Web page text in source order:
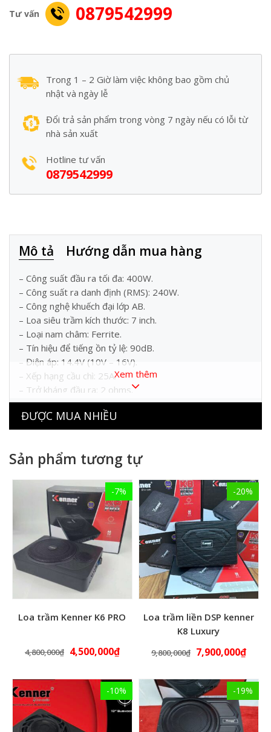
Tư vấn 0879542999
Trong 1 – 2 Giờ làm việc không bao gồm chủ
nhật và ngày lễ
Đổi trả sản phẩm trong vòng 7 ngày nếu có lỗi từ
nhà sản xuất
Hotline tư vấn
0879542999
Mô tả Hướng dẫn mua hàng
– Công suất đầu ra tối đa: 400W.
– Công suất ra danh định (RMS): 240W.
– Công nghệ khuếch đại lớp AB.
– Loa siêu trầm kích thước: 7 inch.
– Loại nam châm: Ferrite.
– Tín hiệu để tiếng ồn tỷ lệ: 90dB.
– Điện áp: 14.4V (10V – 16V).
– Xếp hạng cầu chì: 25A.
– Trở kháng đầu ra: 2 ohms.
– Tần số đáp ứng: 50Hz – 150Hz.
– Đạt được: 200mV – 6V.
– 3 vị trí bắn: lên, xuống và bên.
– Dễ dàng cài đặt.
Xem thêm
ĐƯỢC MUA NHIỀU
Sản phẩm tương tự
-7%
Loa trầm Kenner K6 PRO
4,800,000₫ 4,500,000₫
-20%
Loa trầm liền DSP kenner
K8 Luxury
9,800,000₫ 7,900,000₫
-10% -19%